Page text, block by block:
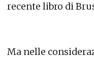
recente libro di
Ma nelle